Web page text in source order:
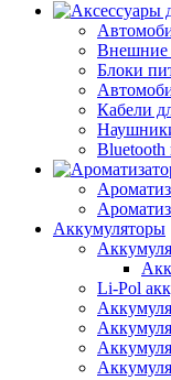
Внешние
Блоки
Кабели
Bluetooth
Аккумуляторы
Li-Pol